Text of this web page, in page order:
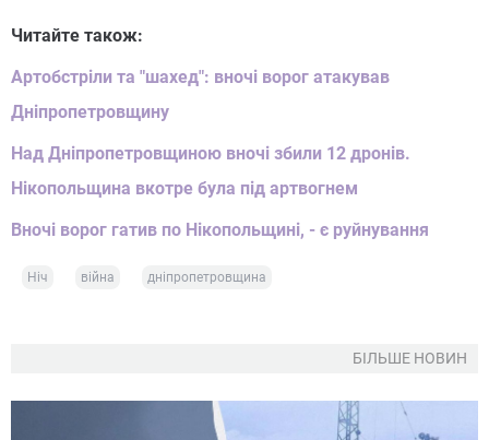
Читайте також:
Артобстріли та "шахед": вночі ворог атакував
Дніпропетровщину
Над Дніпропетровщиною вночі збили 12 дронів.
Нікопольщина вкотре була під артвогнем
Вночі ворог гатив по Нікопольщині, - є руйнування
Ніч війна дніпропетровщина
БІЛЬШЕ НОВИН